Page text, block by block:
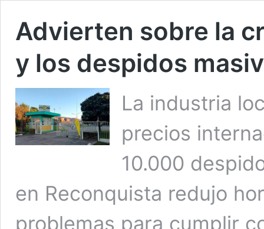
Advierten sobre la
y los despidos
La industria
precios
10.000
en Reconquista redujo
problemas para cumplir